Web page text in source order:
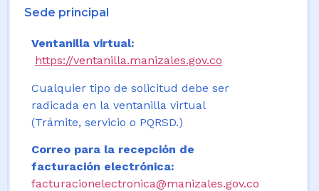
Sede principal
Ventanilla virtual:
https://ventanilla.manizales.gov.co
Cualquier tipo de solicitud debe ser
radicada en la ventanilla virtual
(Trámite, servicio o PQRSD.)
Correo para la recepción de
facturación electrónica:
facturacionelectronica@manizales.gov.co